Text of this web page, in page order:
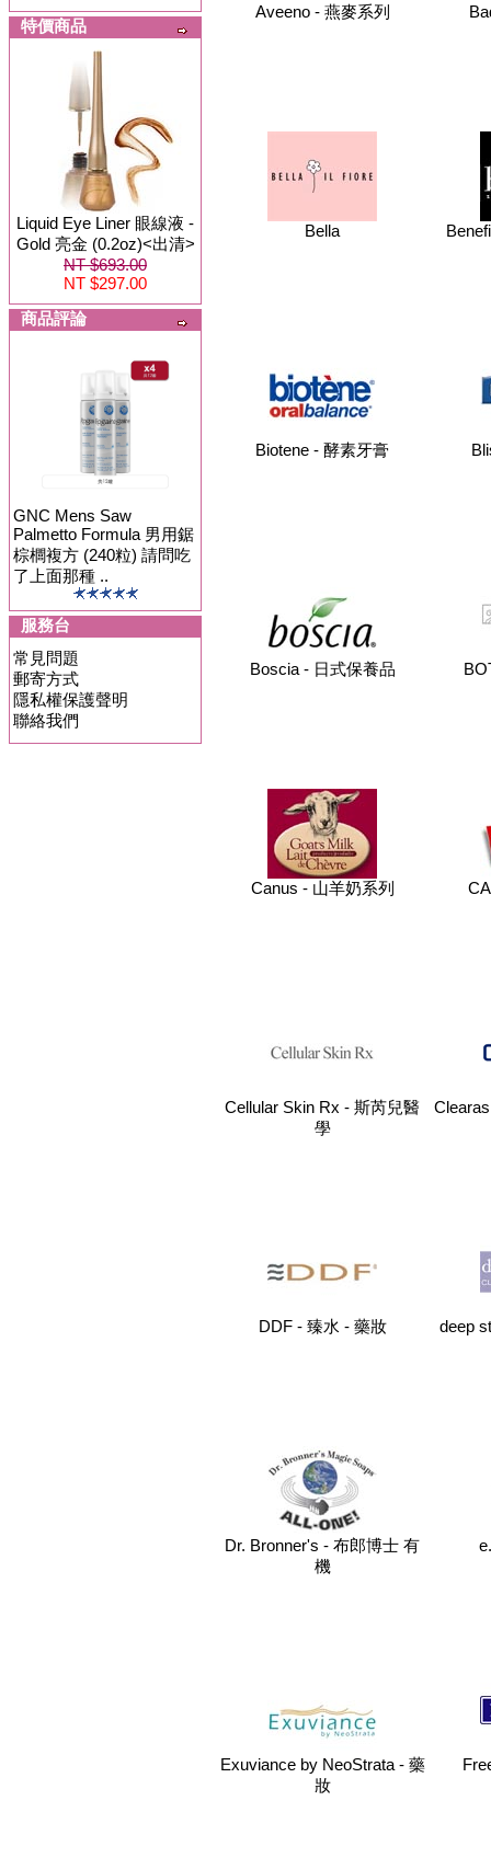
特價商品
Liquid Eye Liner 眼線液 -
Gold 亮金 (0.2oz)<出清>
NT $693.00
NT $297.00
商品評論
GNC Mens Saw
Palmetto Formula 男用鋸
棕櫚複方 (240粒) 請問吃
了上面那種 ..
服務台
常見問題
郵寄方式
隱私權保護聲明
聯絡我們
Aveeno - 燕麥系列
Bella
Biotene - 酵素牙膏
Boscia - 日式保養品
Canus - 山羊奶系列
Cellular Skin Rx - 斯芮兒醫
學
DDF - 臻水 - 藥妝 deep
Dr. Bronner's - 布郎博士 有
機
Exuviance by NeoStrata - 藥
妝